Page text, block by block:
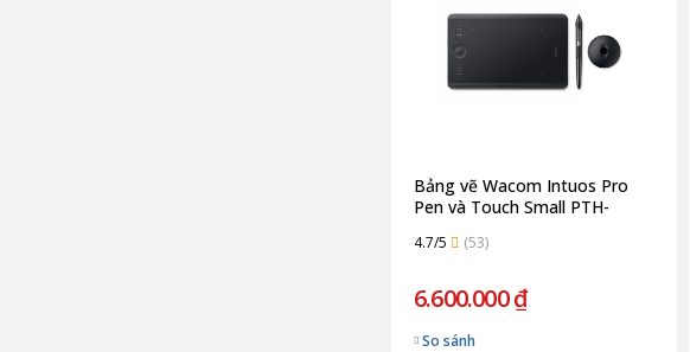
Bảng vẽ Wacom Intuos Pro
Pen và Touch Small PTH-
4.7/5 (53)
6.600.000 ₫
So sánh